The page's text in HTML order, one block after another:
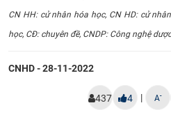
CN HH: cử nhân hóa học, CN HD: cử
học, CĐ: chuyên đề, CNDP: Công nghệ
CNHD - 28-11-2022
437 4 | A-